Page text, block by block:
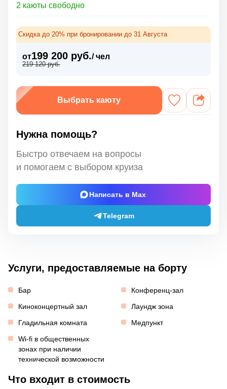
2 каюты свободно
Скидка до 20% при бронировании до 31 Августа
от199 200 руб./ чел
219 120 руб.
Выбрать каюту
Нужна помощь?
Быстро отвечаем на вопросы
и помогаем с выбором круиза
Написать в Max
Telegram
Услуги, предоставляемые на борту
Бар
Конференц-зал
Киноконцертный зал
Лаундж зона
Гладильная комната
Медпункт
Wi-fi в общественных
зонах при наличии
технической возможности
Что входит в стоимость